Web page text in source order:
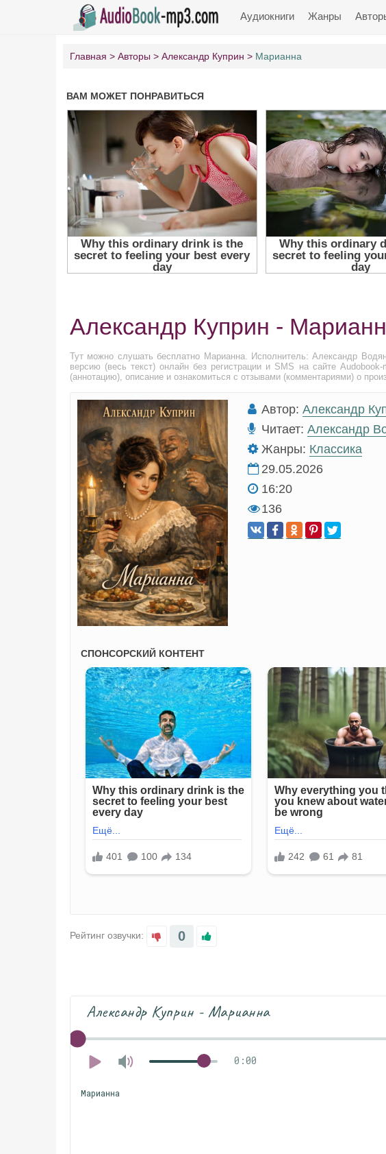
Аудиокниги Жанры
Главная Авторы Александр Куприн Марианна
Александр Куприн -
Тут можно слушать бесплатно Марианна. Исполнитель: Александр
версию (весь текст) онлайн без регистрации и SMS на сайте
(аннотацию), описание и ознакомиться с отзывами (комментариями) о
Автор: Александр
Читает: Александр
Жанры: Классика
29.05.2026
16:20
136
Рейтинг озвучки: 0
Александр Куприн - Марианна
0:00
Марианна